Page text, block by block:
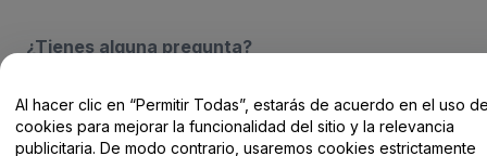
¿Tienes alguna pregunta?
Centro de Ayuda / Contacto
Al hacer clic en “Permitir Todas”, estarás de acuerdo en el uso
cookies para mejorar la funcionalidad del sitio y la relevancia
publicitaria. De modo contrario, usaremos cookies estrictamente